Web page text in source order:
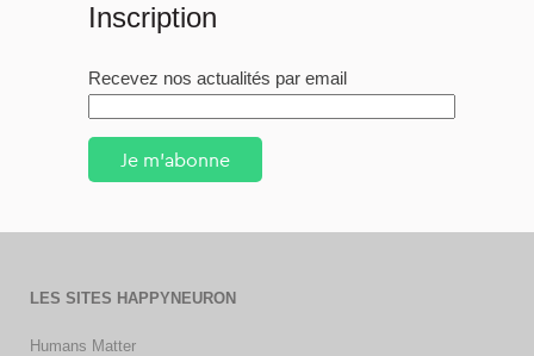
Inscription
Recevez nos actualités par email
Je m'abonne
LES SITES HAPPYNEURON
Humans Matter